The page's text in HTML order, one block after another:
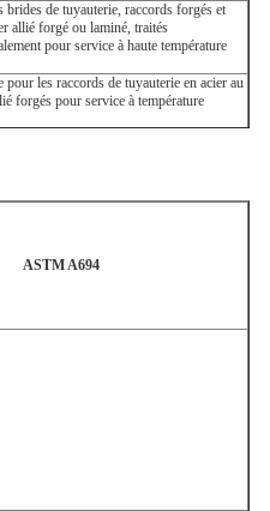
brides de tuyauterie, raccords forgés et
allié forgé ou laminé, traités
pour service à haute température
les raccords de tuyauterie en acier au
forgés pour service à température
forgés pour service à basse température
ASTM A694